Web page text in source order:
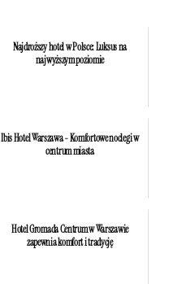
Najdroższy hotel w Polsce: Luksus na
najwyższym poziomie
Ibis Hotel Warszawa - Komfortowe noclegi w
centrum miasta
Hotel Gromada Centrum w Warszawie
zapewnia komfort i tradycję